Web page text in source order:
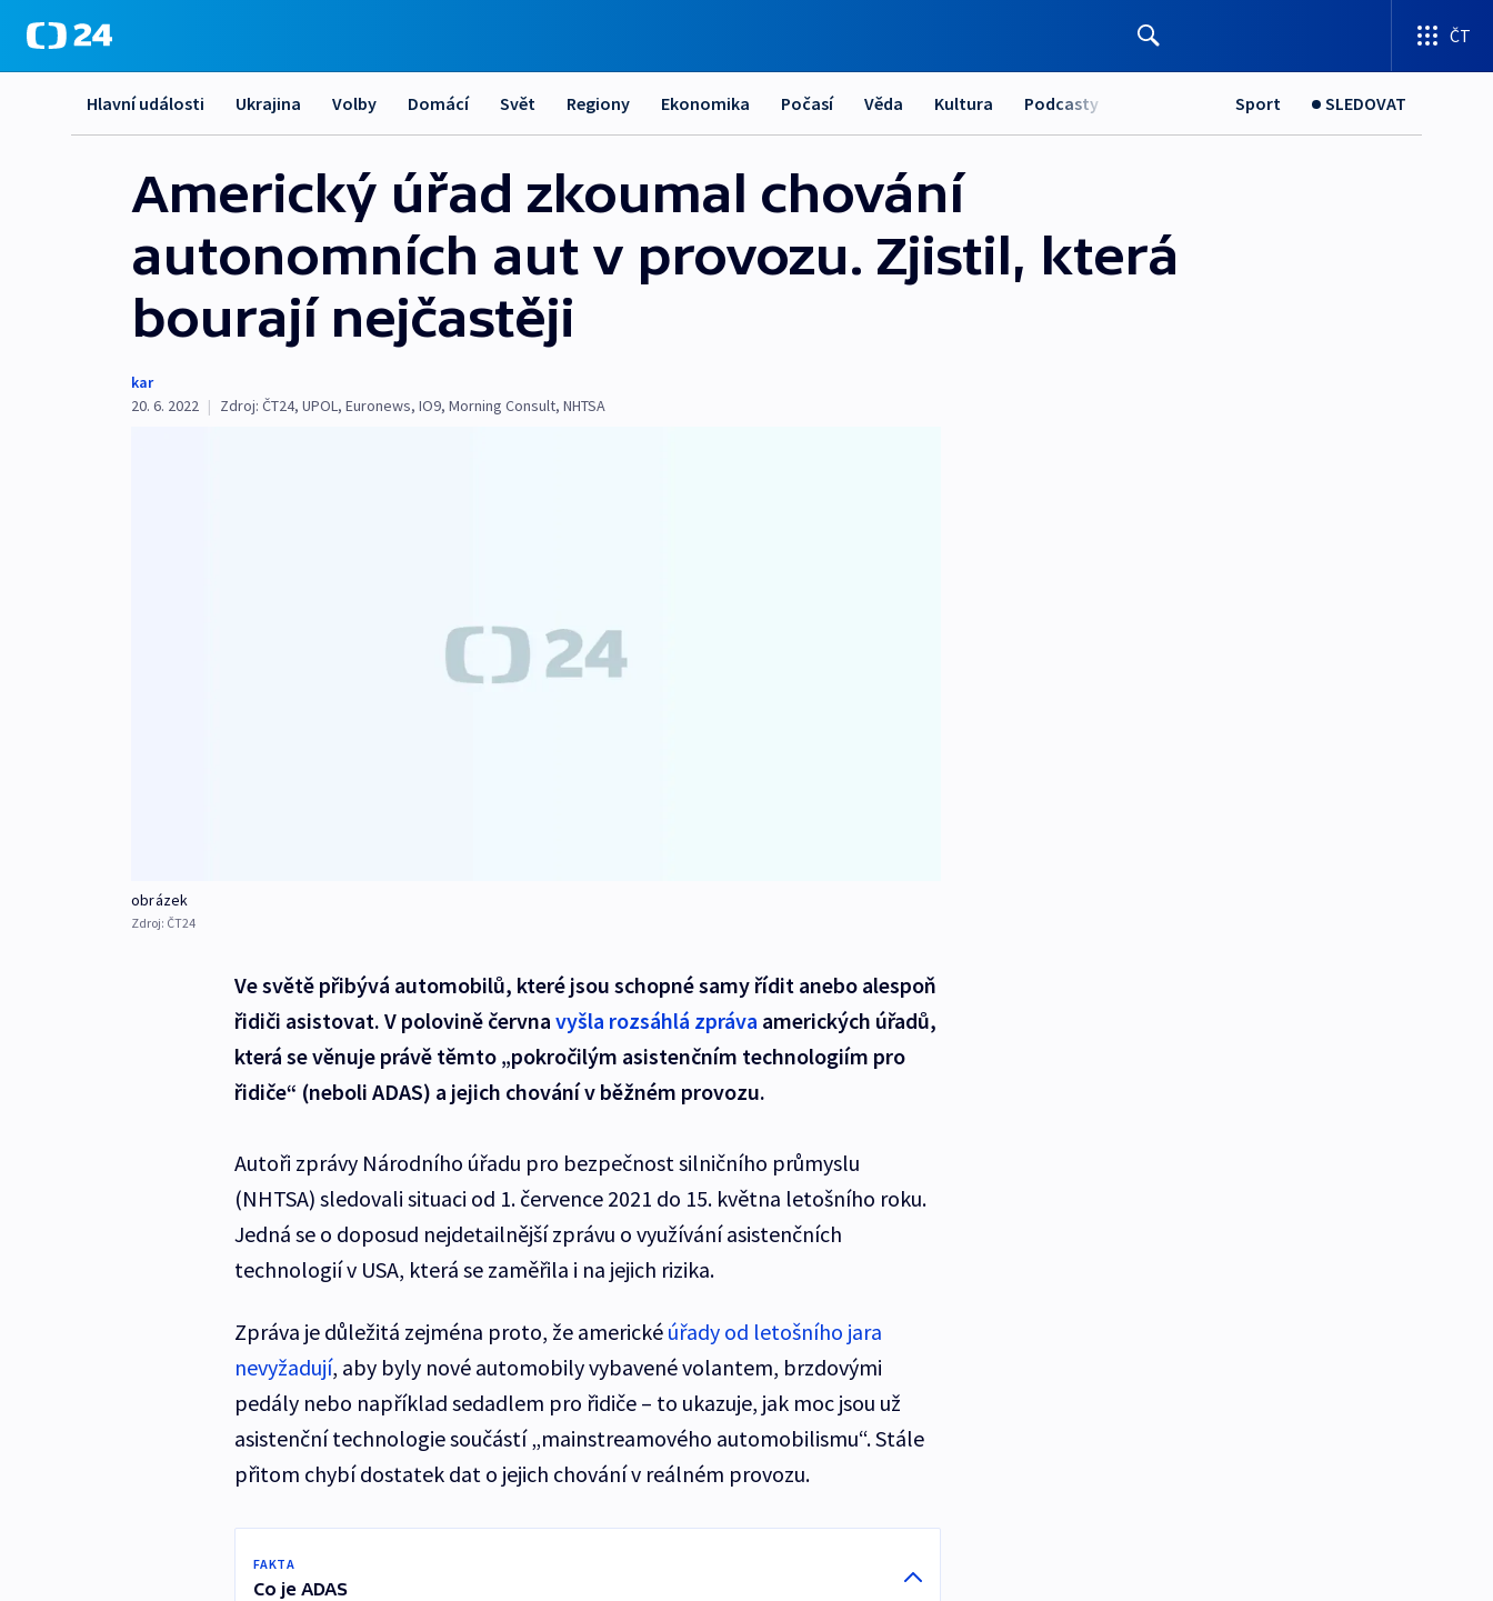
ČT
Hlavní události Ukrajina Volby Domácí Svět Regiony Ekonomika Počasí Věda Kultura Podcasty Sport SLEDOVAT
Americký úřad zkoumal chování
autonomních aut v provozu. Zjistil, která
bourají nejčastěji
kar
20. 6. 2022 | Zdroj: ČT24, UPOL, Euronews, IO9, Morning Consult, NHTSA
obrázek
Zdroj: ČT24
Ve světě přibývá automobilů, které jsou schopné samy řídit anebo alespoň
řidiči asistovat. V polovině června vyšla rozsáhlá zpráva amerických úřadů,
která se věnuje právě těmto „pokročilým asistenčním technologiím pro
řidiče“ (neboli ADAS) a jejich chování v běžném provozu.
Autoři zprávy Národního úřadu pro bezpečnost silničního průmyslu
(NHTSA) sledovali situaci od 1. července 2021 do 15. května letošního roku.
Jedná se o doposud nejdetailnější zprávu o využívání asistenčních
technologií v USA, která se zaměřila i na jejich rizika.
Zpráva je důležitá zejména proto, že americké úřady od letošního jara
nevyžadují, aby byly nové automobily vybavené volantem, brzdovými
pedály nebo například sedadlem pro řidiče –⁠ to ukazuje, jak moc jsou už
asistenční technologie součástí „mainstreamového automobilismu“. Stále
přitom chybí dostatek dat o jejich chování v reálném provozu.
FAKTA
Co je ADAS